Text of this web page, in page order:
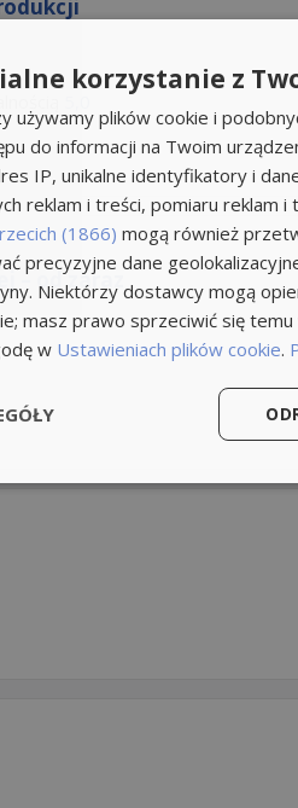
od zaraz
korzystanie z
używamy plików cookie i
do informacji na Twoim
IP, unikalne identyfikatory i
reklam i treści, pomiaru reklam i
(1866) mogą również
precyzyjne dane
Niektórzy dostawcy mogą
masz prawo sprzeciwić się temu
w Ustawieniach plików cookie.